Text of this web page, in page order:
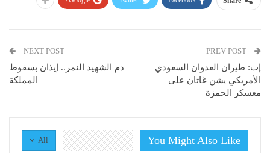
إب: طيران العدوان السعودي
الأمريكي يشن غاتان على
معسكر الحمزة
NEXT POST
دم الشهيد النمر.. إيذان بسقوط
المملكة
All You Might Also Like